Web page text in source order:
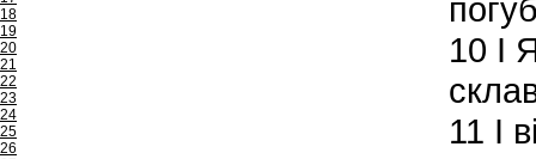
18
19
20
21
22
23
24
25
26
10 І
11 І